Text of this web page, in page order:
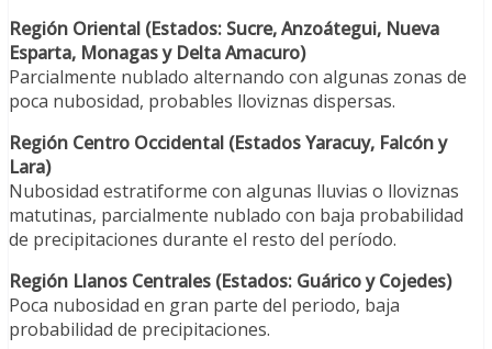
Región Oriental (Estados: Sucre, Anzoátegui, Nueva
Esparta, Monagas y Delta Amacuro)
Parcialmente nublado alternando con algunas zonas de
poca nubosidad, probables lloviznas dispersas.
Región Centro Occidental (Estados Yaracuy, Falcón y
Lara)
Nubosidad estratiforme con algunas lluvias o lloviznas
matutinas, parcialmente nublado con baja probabilidad
de precipitaciones durante el resto del período.
Región Llanos Centrales (Estados: Guárico y Cojedes)
Poca nubosidad en gran parte del periodo, baja
probabilidad de precipitaciones.